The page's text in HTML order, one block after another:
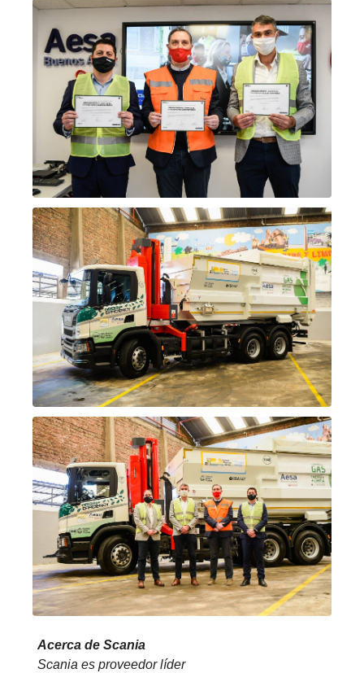
Acerca de Scania
Scania es proveedor líder